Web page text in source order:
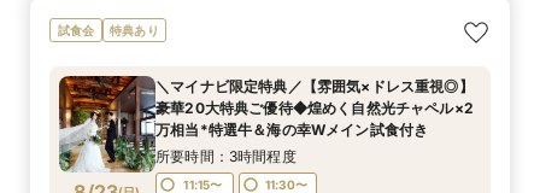
8/22(土
フォトウェディングご相談会
13:30〜
フェアを予約
8/22(土
【6名様～少人数婚あんしん相談会】無料試食付
13:30〜
フェアを予約
8/22(土
【お料理重視の方へ】老舗料亭の和食文化とフレ
ンチの融合＊シェフ特選牛フィレ試食付
9:30〜
13:30〜
16:30〜
フェアを予約
8/22(土
＼マイナビ限定特典／【雰囲気×ドレス重視◎】
豪華20大特典ご優待◆煌めく自然光チャペル×2
所要時間：3時間程度
9:15〜
9:30〜
13:30〜
16:15〜
16:30〜
試食会 特典あり
＼マイナビ限定特典／【雰囲気×ドレス重視◎】
豪華20大特典ご優待◆煌めく自然光チャペル×2
万相当*特選牛＆海の幸Wメイン試食付き
所要時間：3時間程度
11:15〜 11:30〜